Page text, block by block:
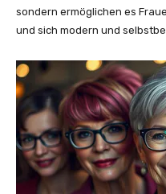
sondern ermöglichen es
und sich modern und